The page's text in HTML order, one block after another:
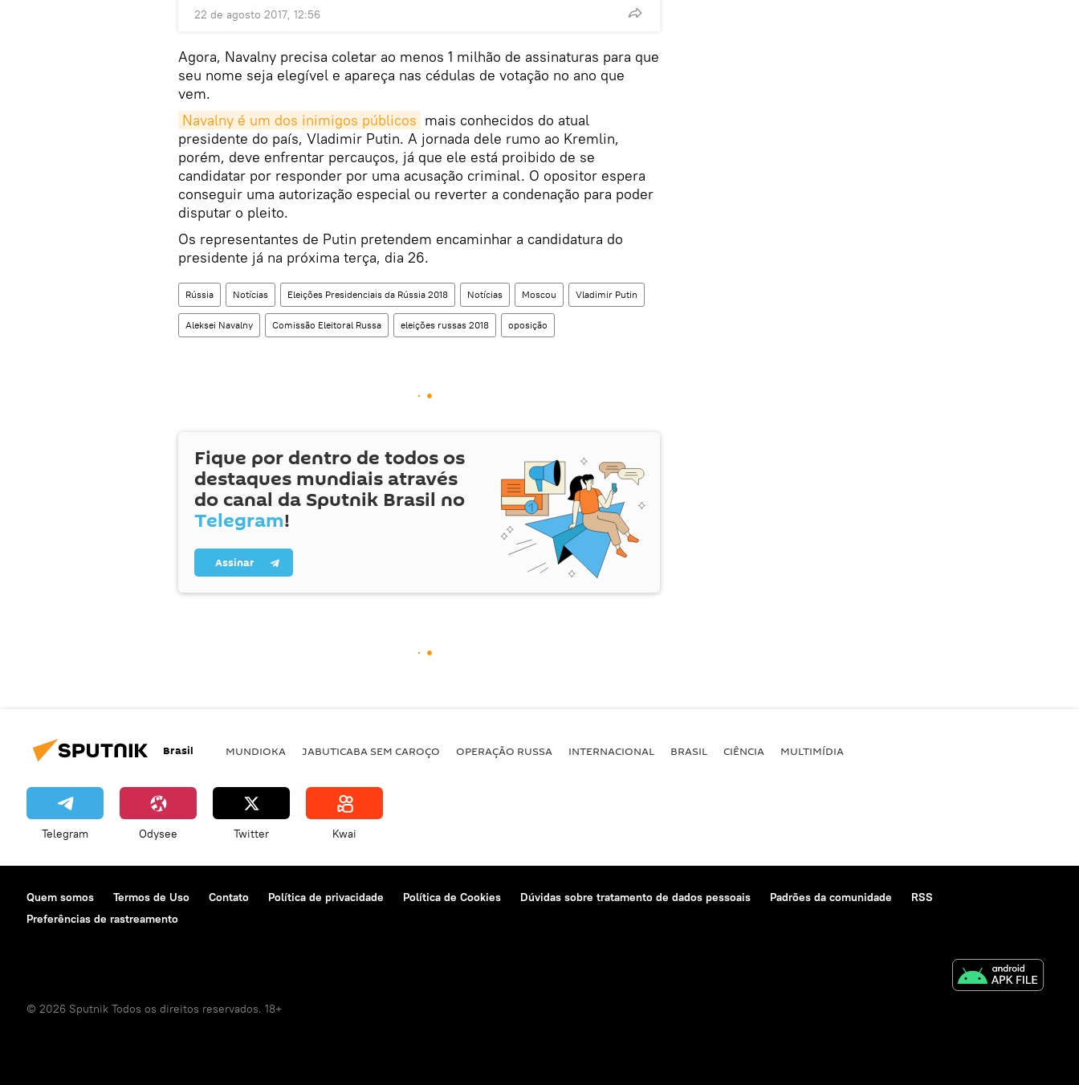
22 de agosto 2017, 12:56
Agora, Navalny precisa coletar ao menos 1 milhão de assinaturas para que
seu nome seja elegível e apareça nas cédulas de votação no ano que
vem.
Navalny é um dos inimigos públicos mais conhecidos do atual
presidente do país, Vladimir Putin. A jornada dele rumo ao Kremlin,
porém, deve enfrentar percauços, já que ele está proibido de se
candidatar por responder por uma acusação criminal. O opositor espera
conseguir uma autorização especial ou reverter a condenação para poder
disputar o pleito.
Os representantes de Putin pretendem encaminhar a candidatura do
presidente já na próxima terça, dia 26.
Rússia Notícias Eleições Presidenciais da Rússia 2018 Notícias Moscou Vladimir Putin
Aleksei Navalny Comissão Eleitoral Russa eleições russas 2018 oposição
Fique por dentro de todos os
destaques mundiais através
do canal da Sputnik Brasil no
Telegram!
Assinar
Brasil MUNDIOKA JABUTICABA SEM CAROÇO OPERAÇÃO RUSSA INTERNACIONAL BRASIL CIÊNCIA MULTIMÍDIA
Telegram Odysee Twitter Kwai
Quem somos Termos de Uso Contato Política de privacidade Política de Cookies Dúvidas sobre tratamento de dados pessoais Padrões da comunidade
RSS
Preferências de rastreamento
© 2026 Sputnik Todos os direitos reservados. 18+